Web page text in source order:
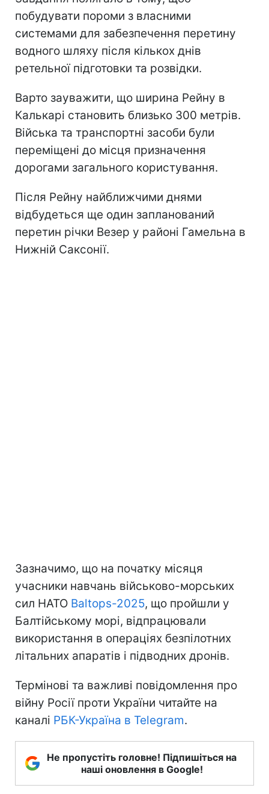
побудувати пороми з власними
системами для забезпечення перетину
водного шляху після кількох днів
ретельної підготовки та розвідки.
Варто зауважити, що ширина Рейну в
Калькарі становить близько 300 метрів.
Війська та транспортні засоби були
переміщені до місця призначення
дорогами загального користування.
Після Рейну найближчими днями
відбудеться ще один запланований
перетин річки Везер у районі Гамельна в
Нижній Саксонії.
Зазначимо, що на початку місяця
учасники навчань військово-морських
сил НАТО Baltops-2025, що пройшли у
Балтійському морі, відпрацювали
використання в операціях безпілотних
літальних апаратів і підводних дронів.
Термінові та важливі повідомлення про
війну Росії проти України читайте на
каналі РБК-Україна в Telegram.
Не пропустіть головне! Підпишіться на
наші оновлення в Google!